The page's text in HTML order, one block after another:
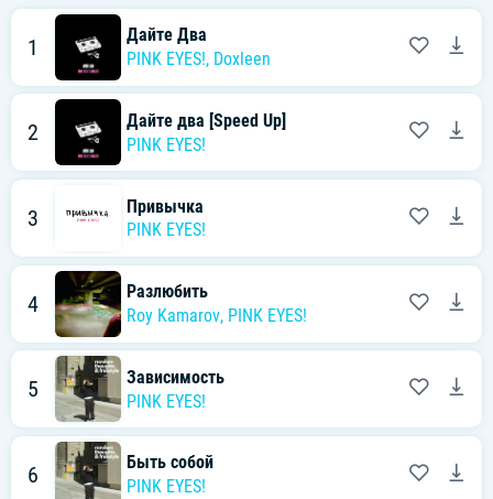
1
Дайте Два
PINK EYES!, Doxleen
2
Дайте два [Speed Up]
PINK EYES!
3
Привычка
PINK EYES!
4
Разлюбить
Roy Kamarov, PINK EYES!
5
Зависимость
PINK EYES!
6
Быть собой
PINK EYES!